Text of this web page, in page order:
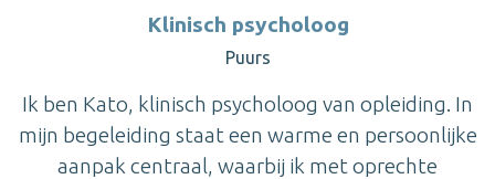
Klinisch psycholoog
Puurs
Ik ben Kato, klinisch psycholoog van opleiding. In
mijn begeleiding staat een warme en persoonlijke
aanpak centraal, waarbij ik met oprechte